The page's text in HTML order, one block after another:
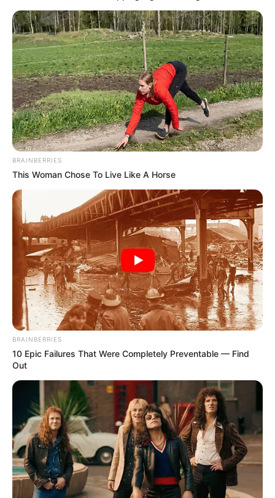
BRAINBERRIES
This Woman Chose To Live Like A Horse
BRAINBERRIES
10 Epic Failures That Were Completely Preventable — Find
Out